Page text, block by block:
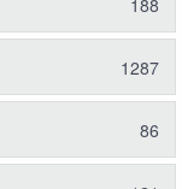
188
1287
86